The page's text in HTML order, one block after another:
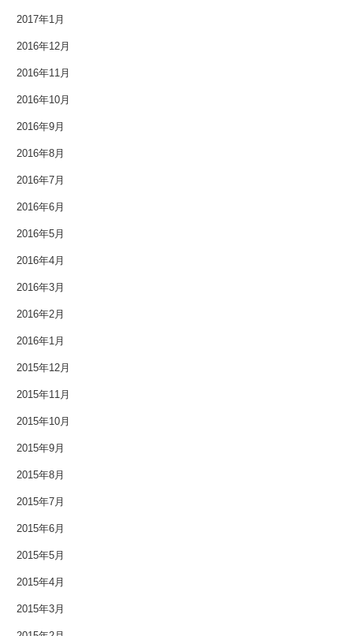
2017年1月
2016年12月
2016年11月
2016年10月
2016年9月
2016年8月
2016年7月
2016年6月
2016年5月
2016年4月
2016年3月
2016年2月
2016年1月
2015年12月
2015年11月
2015年10月
2015年9月
2015年8月
2015年7月
2015年6月
2015年5月
2015年4月
2015年3月